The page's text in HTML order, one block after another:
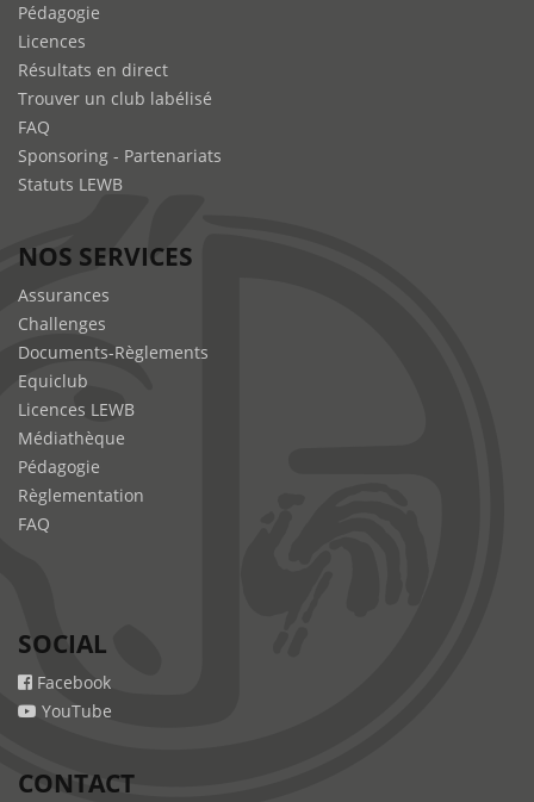
Pédagogie
Licences
Résultats en direct
Trouver un club labélisé
FAQ
Sponsoring - Partenariats
Statuts LEWB
NOS SERVICES
Assurances
Challenges
Documents-Règlements
Equiclub
Licences LEWB
Médiathèque
Pédagogie
Règlementation
FAQ
SOCIAL
Facebook
YouTube
CONTACT